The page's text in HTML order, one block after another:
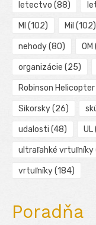
letectvo (88)
MI (102) Mil (102)
nehody(80) OM
organizácie (25)
Robinson
Sikorsky(26)
udalosti (48) UL
ultraľahké vrtuľníky
vrtuľníky(184)
Poradňa